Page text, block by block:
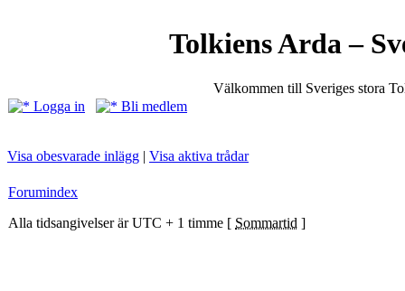
Tolkiens Arda –
Välkommen till Sveriges stora
Logga in
Bli medlem
Visa obesvarade inlägg | Visa aktiva trådar
Forumindex
Alla tidsangivelser är UTC + 1 timme [ Sommartid ]